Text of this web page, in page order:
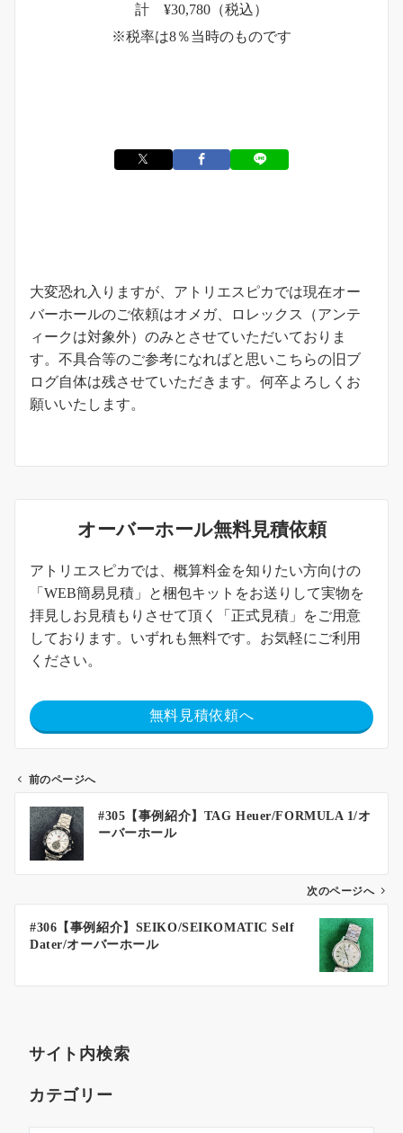
計 ¥30,780（税込）
※税率は8％当時のものです
大変恐れ入りますが、アトリエスピカでは現在オー
バーホールのご依頼はオメガ、ロレックス（アンテ
ィークは対象外）のみとさせていただいておりま
す。不具合等のご参考になればと思いこちらの旧ブ
ログ自体は残させていただきます。何卒よろしくお
願いいたします。
オーバーホール無料見積依頼
アトリエスピカでは、概算料金を知りたい方向けの
「WEB簡易見積」と梱包キットをお送りして実物を
拝見しお見積もりさせて頂く「正式見積」をご用意
しております。いずれも無料です。お気軽にご利用
ください。
無料見積依頼へ
前のページへ
#305【事例紹介】TAG Heuer/FORMULA 1/オ
ーバーホール
次のページへ
#306【事例紹介】SEIKO/SEIKOMATIC Self
Dater/オーバーホール
サイト内検索
カテゴリー